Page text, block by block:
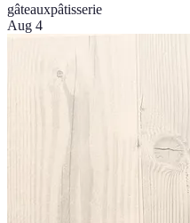
gâteauxpâtisserie
Aug 4